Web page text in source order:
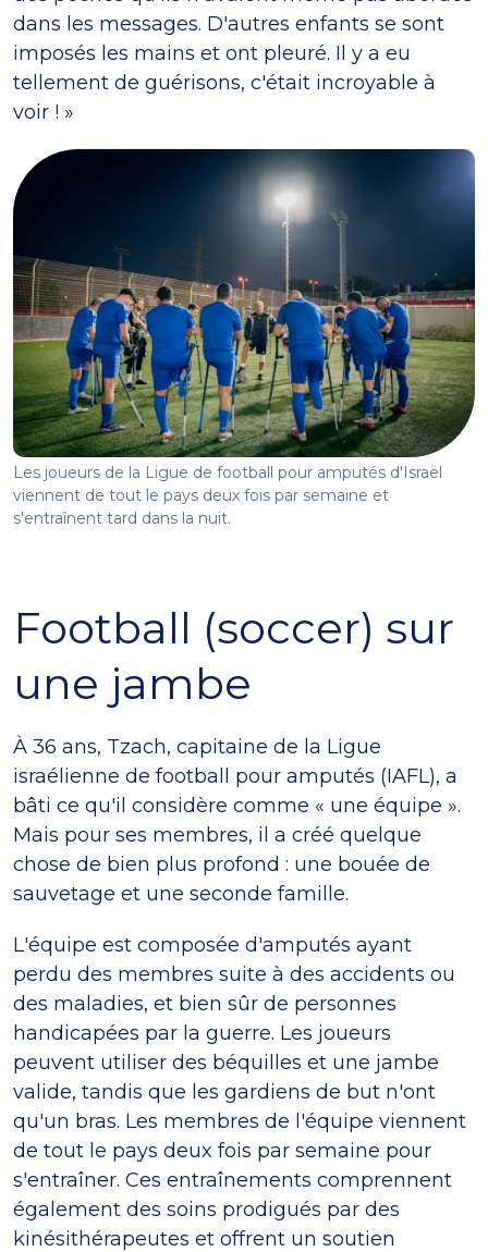
dans les messages. D'autres enfants se sont
imposés les mains et ont pleuré. Il y a eu
tellement de guérisons, c'était incroyable à
voir ! »
Les joueurs de la Ligue de football pour amputés d'Israël
viennent de tout le pays deux fois par semaine et
s'entraînent tard dans la nuit.
Football (soccer) sur
une jambe
À 36 ans, Tzach, capitaine de la Ligue
israélienne de football pour amputés (IAFL), a
bâti ce qu'il considère comme « une équipe ».
Mais pour ses membres, il a créé quelque
chose de bien plus profond : une bouée de
sauvetage et une seconde famille.
L'équipe est composée d'amputés ayant
perdu des membres suite à des accidents ou
des maladies, et bien sûr de personnes
handicapées par la guerre. Les joueurs
peuvent utiliser des béquilles et une jambe
valide, tandis que les gardiens de but n'ont
qu'un bras. Les membres de l'équipe viennent
de tout le pays deux fois par semaine pour
s'entraîner. Ces entraînements comprennent
également des soins prodigués par des
kinésithérapeutes et offrent un soutien